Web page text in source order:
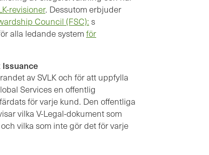
revisioner. Dessutom erbjuder
Council (FSC): s
alla ledande system för
av SVLK och för att uppfylla
Services en offentlig
för varje kund. Den offentliga
vilka V-Legal-dokument som
vilka som inte gör det för varje